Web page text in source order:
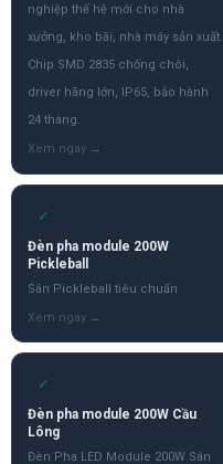
nghiệp thế hệ mới cho nhà
xưởng, kho bãi, nhà máy sản xuất.
Chip SMD 2835 chống chói,
driver hãng lớn, IP65, bảo hành
24 tháng.
✓
Đèn pha module 200W
Pickleball
Sân Pickleball tiêu chuẩn
✓
Đèn pha module 200W Cầu
Lông
Đèn Pha LED Module 200W Sân